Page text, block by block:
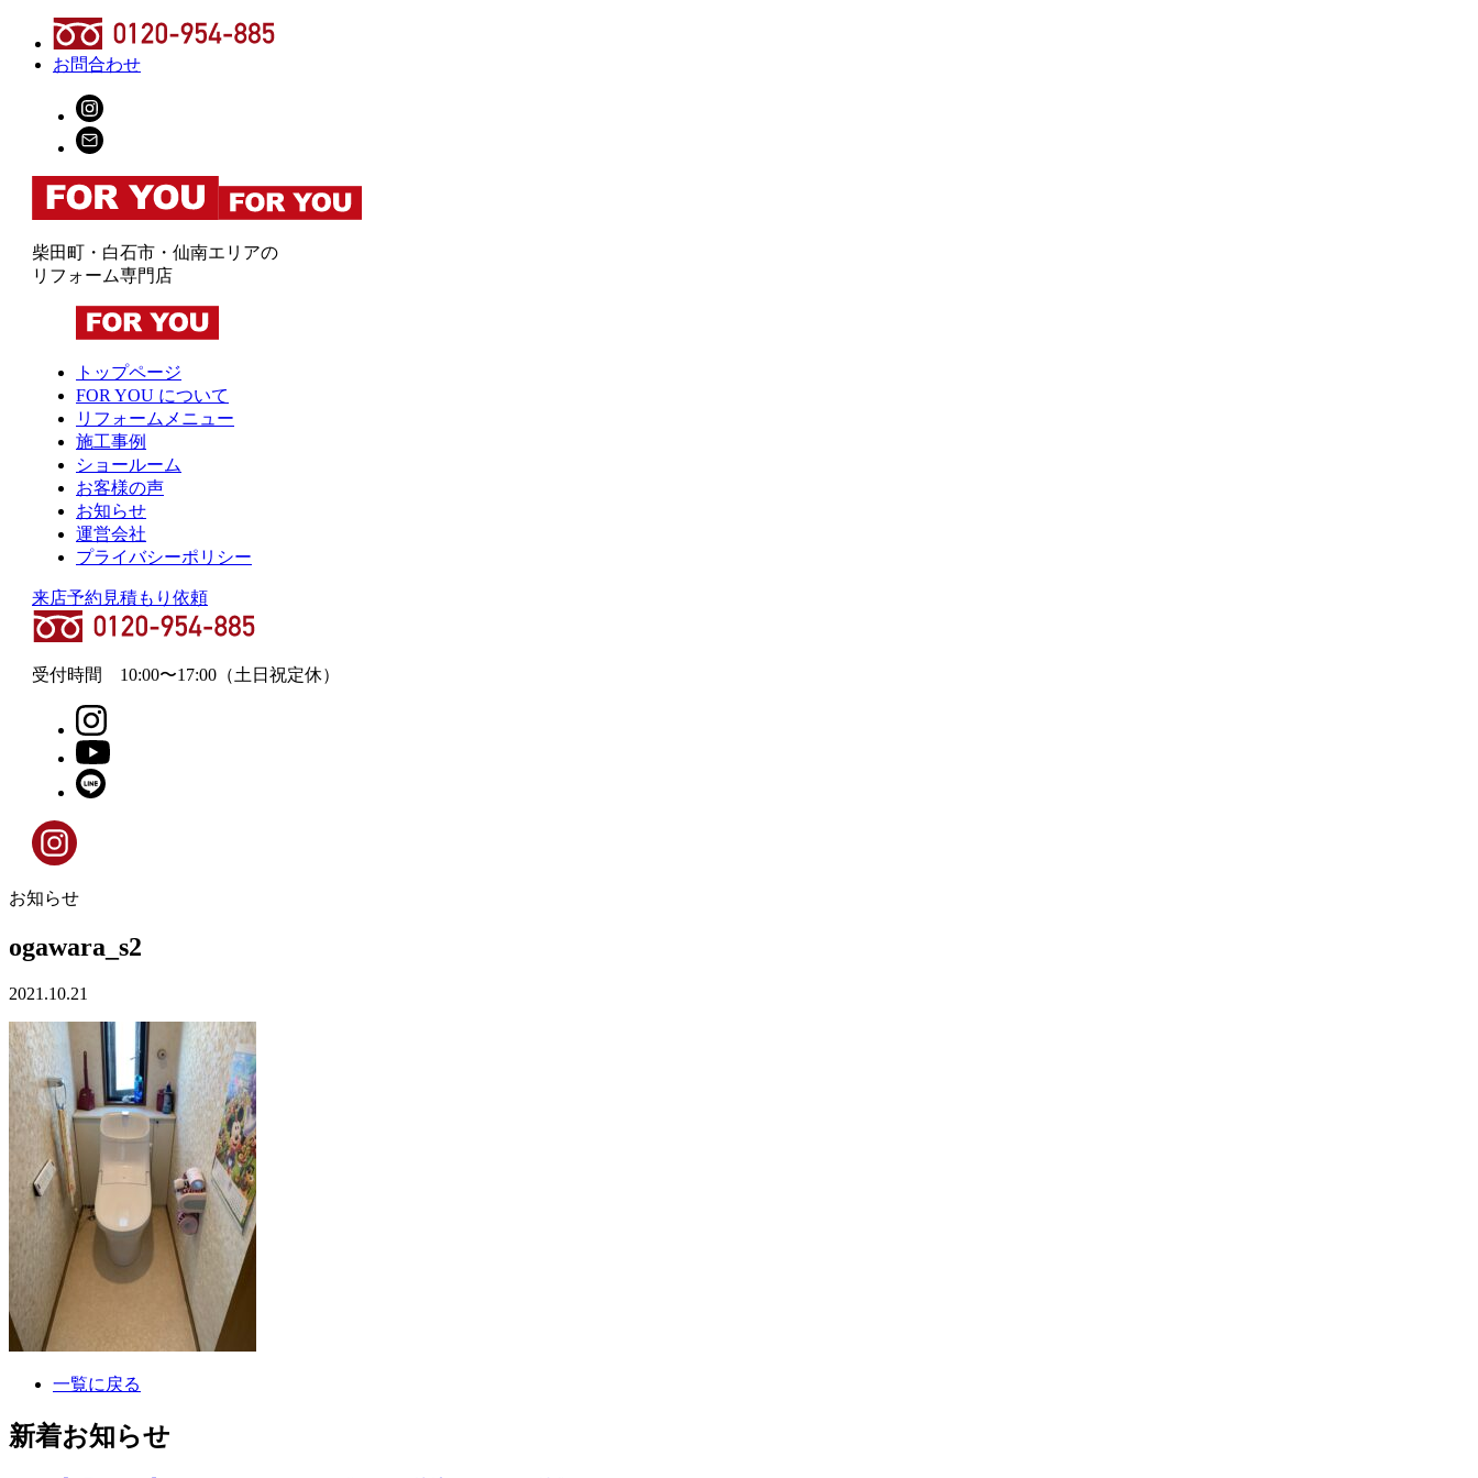
お問合わせ
柴田町・白石市・仙南エリアの
リフォーム専門店
トップページ
FOR YOU について
リフォームメニュー
施工事例
ショールーム
お客様の声
お知らせ
運営会社
プライバシーポリシー
来店予約 見積もり依頼
受付時間 10:00〜17:00 （土日祝定休）
お知らせ
ogawara_s2
2021.10.21
一覧に戻る
新着お知らせ